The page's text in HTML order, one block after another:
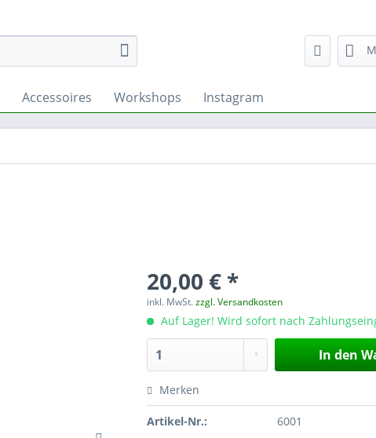
Accessoires Workshops Instagram
20,00 € *
inkl. MwSt.zzgl. Versandkosten
Auf Lager! Wird sofort nach
In den
Merken
Artikel-Nr.: 6001